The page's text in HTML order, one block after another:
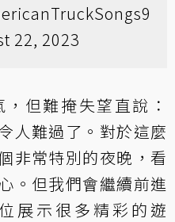
22, 2023
但難掩失望直說：
人難過了。對於這麼
非常特別的夜晚，看
。但我們會繼續前進
展示很多精彩的遊